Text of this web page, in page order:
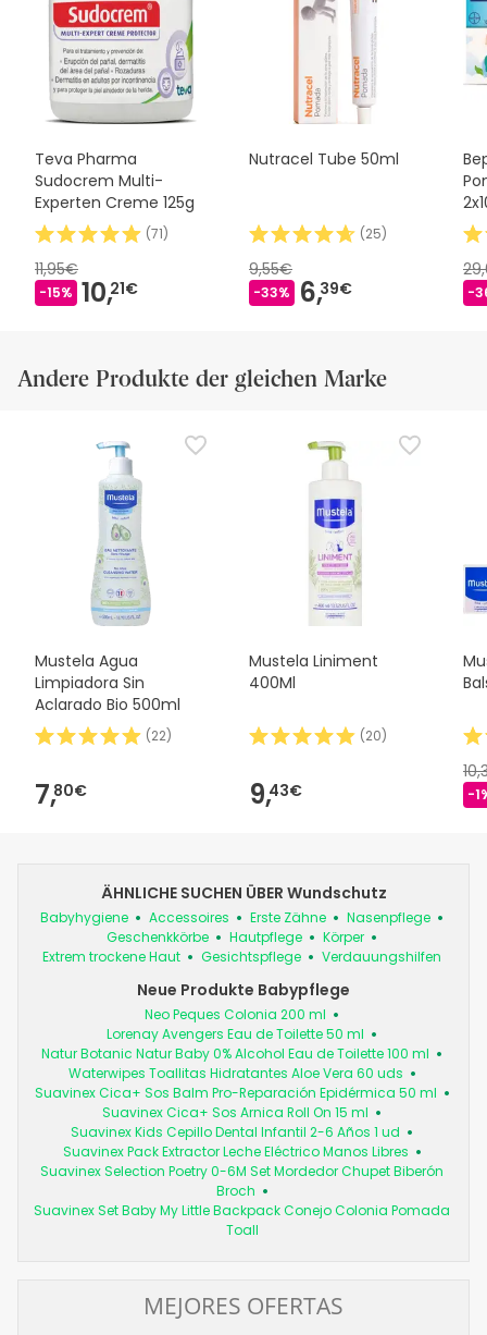
Teva Pharma
Sudocrem Multi-
Experten Creme 125g
(71)
11,95€
-15% 10,21€
Nutracel Tube 50ml
(25)
9,55€
-33% 6,39€ -
Andere Produkte der gleichen Marke
Mustela Agua
Limpiadora Sin
Aclarado Bio 500ml
(22)
7,80€
Mustela Liniment
400Ml
(20)
9,43€ -
ÄHNLICHE SUCHEN ÜBER Wundschutz
Babyhygiene Accessoires Erste Zähne
Nasenpflege
Geschenkkörbe
Hautpflege
Körper
Extrem trockene Haut
Gesichtspflege Verdauungshilfen
Neue Produkte Babypflege
Neo Peques Colonia 200 ml
Lorenay Avengers Eau de Toilette 50 ml
Natur Botanic Natur Baby 0% Alcohol Eau de Toilette 100 ml
Waterwipes Toallitas Hidratantes Aloe Vera 60 uds
Suavinex Cica+ Sos Balm Pro-Reparación Epidérmica 50 ml
Suavinex Cica+ Sos Arnica Roll On 15 ml
Suavinex Kids Cepillo Dental Infantil 2-6 Años 1 ud
Suavinex Pack Extractor Leche Eléctrico Manos Libres
Suavinex Selection Poetry 0-6M Set Mordedor Chupet Biberón
Broch
Suavinex Set Baby My Little Backpack Conejo Colonia Pomada
Toall
MEJORES OFERTAS